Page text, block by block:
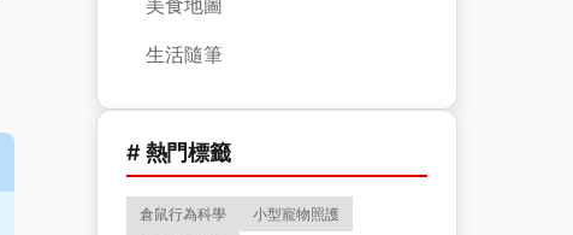
美食地圖
生活隨筆
# 熱門標籤
倉鼠行為科學
小型寵物照護